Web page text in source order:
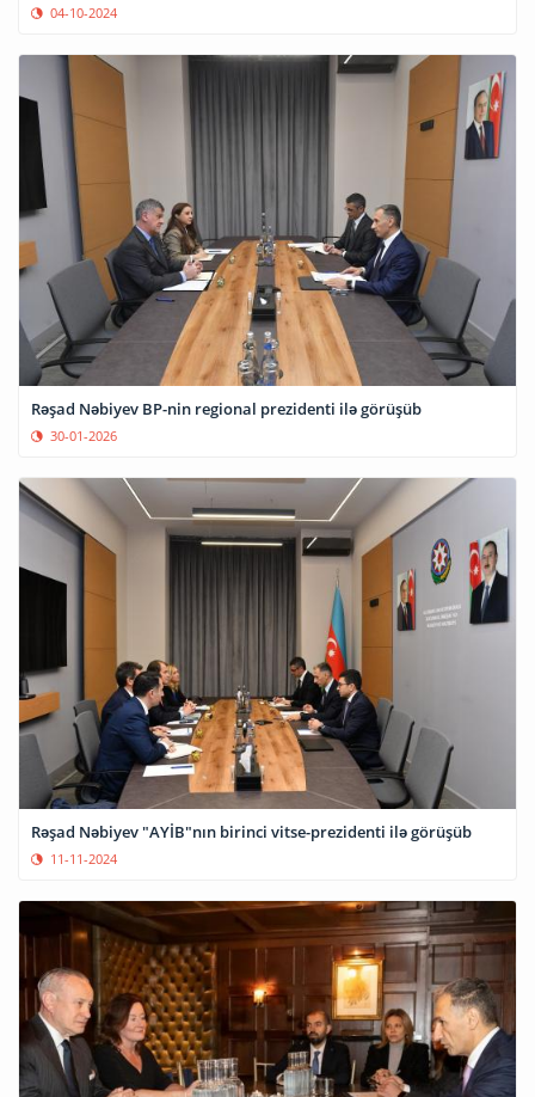
04-10-2024
Rəşad Nəbiyev BP-nin regional prezidenti ilə görüşüb
30-01-2026
Rəşad Nəbiyev "AYİB"nın birinci vitse-prezidenti ilə görüşüb
11-11-2024